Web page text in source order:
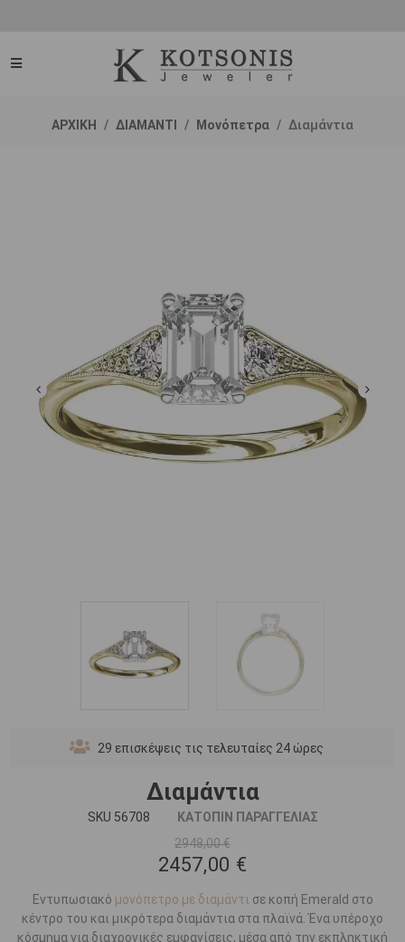
ΑΡΧΙΚΗ ΔΙΑΜΑΝΤΙ Μονόπετρα Διαμάντια
29 επισκέψεις τις τελευταίες 24 ώρες
Διαμάντια
SKU 56708
ΚΑΤΟΠΙΝ ΠΑΡΑΓΓΕΛΙΑΣ
2948,00 €
2457,00 €
Εντυπωσιακό μονόπετρο με διαμάντι σε κοπή Emerald στο
κέντρο του και μικρότερα διαμάντια στα πλαϊνά. Ένα υπέροχο
κόσμημα για διαχρονικές εμφανίσεις, μέσα από την εκπληκτική